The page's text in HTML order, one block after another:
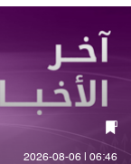
06:46 | 2026-08-06